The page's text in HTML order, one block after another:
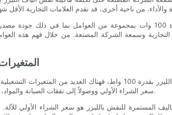
في الختام، تتأثر تكلفة نقش ألياف الليزر بقدرة 100 وات بمجموعة
التجارية وسمعة الشركة المصنعة. من خلال فهم هذه
عندما يتعلق الأمر بالاستثمار في آلة نقش ألياف الليزر بقدرة
سعر الشراء الأولي ووصولاً إلى نفقات الصيانة والمواد، من المهم للشركات والأفراد فهم العوامل التي تؤثر على التكلفة الإجمالية للحفر بالليزر.